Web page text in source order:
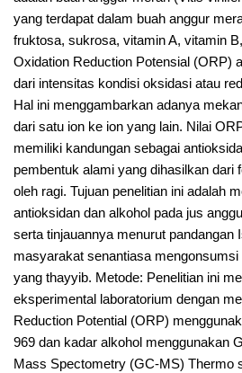
yang terdapat dalam buah anggur
fruktosa, sukrosa, vitamin A, vitamin
Oxidation Reduction Potensial (ORP)
dari intensitas kondisi oksidasi atau
Hal ini menggambarkan adanya
dari satu ion ke ion yang lain. Nilai
memiliki kandungan sebagai
pembentuk alami yang dihasilkan dari
oleh ragi. Tujuan penelitian ini adalah
antioksidan dan alkohol pada jus
serta tinjauannya menurut pandangan
masyarakat senantiasa
yang thayyib. Metode: Penelitian ini
eksperimental laboratorium dengan
Reduction Potential (ORP)
969 dan kadar alkohol menggunakan
Mass Spectometry (GC-MS) Thermo